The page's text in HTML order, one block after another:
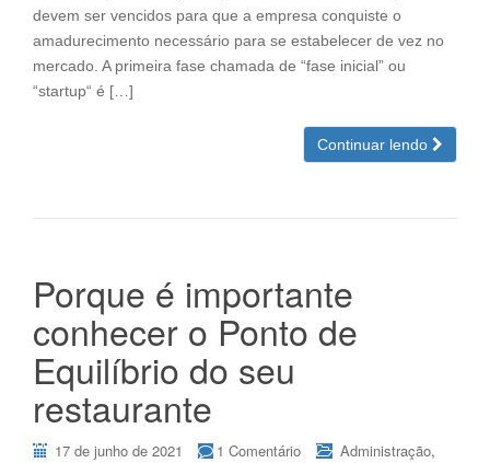
devem ser vencidos para que a empresa conquiste o
amadurecimento necessário para se estabelecer de vez no
mercado. A primeira fase chamada de “fase inicial” ou
“startup“ é […]
Continuar lendo
Porque é importante
conhecer o Ponto de
Equilíbrio do seu
restaurante
17 de junho de 2021 1 Comentário Administração,